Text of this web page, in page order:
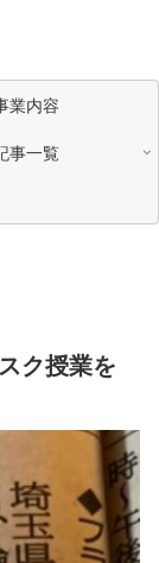
業内容
事一覧
ク授業を